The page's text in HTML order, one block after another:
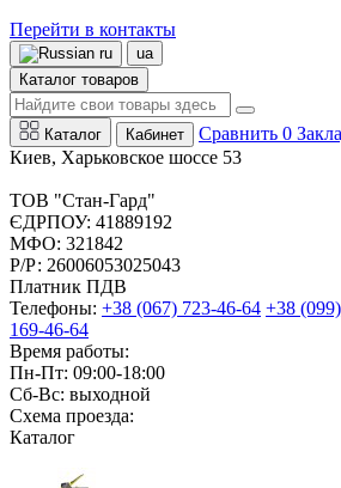
Перейти в контакты
ru
ua
Каталог товаров
Каталог Кабинет Сравнить 0
Киев, Харьковское шоссе 53
ТОВ "Стан-Гард"
ЄДРПОУ: 41889192
МФО: 321842
Р/Р: 26006053025043
Платник ПДВ
Телефоны: +38 (067) 723-46-64 +38
169-46-64
Время работы:
Пн-Пт: 09:00-18:00
Сб-Вс: выходной
Схема проезда:
Каталог